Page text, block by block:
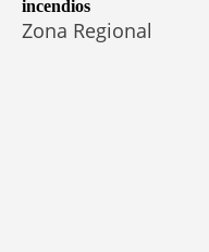
incendios
Zona Regional